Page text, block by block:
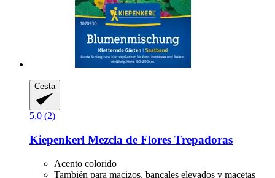
Cesta
5.0 (2)
Kiepenkerl Mezcla de Flores Trepadoras
Acento colorido
También para macizos, bancales elevados y macetas